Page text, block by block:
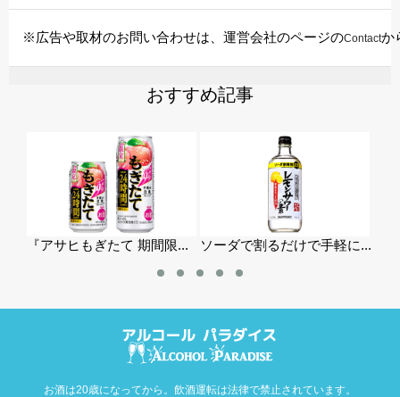
※広告や取材のお問い合わせは、運営会社のページのContactか
おすすめ記事
『アサヒもぎたて 期間限... ソーダで割るだけで手軽に...日本
お酒は20歳になってから。飲酒運転は法律で禁止されています。